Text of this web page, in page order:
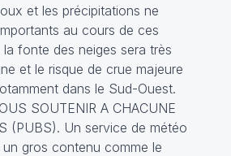
et les précipitations ne
au cours de ces
fonte des neiges sera très
et le risque de crue majeure
dans le Sud-Ouest.
SOUTENIR A CHACUNE
(PUBS). Un service de météo
gros contenu comme le